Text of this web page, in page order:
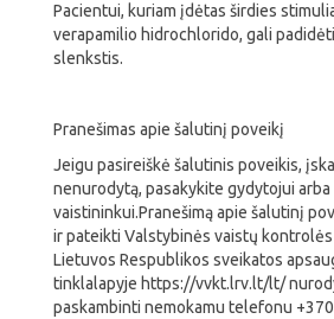
Pacientui, kuriam įdėtas širdies
verapamilio hidrochlorido, gali
slenkstis.
Pranešimas apie šalutinį poveikį
Jeigu pasireiškė šalutinis poveikis,
nenurodytą, pasakykite gydytojui arba
vaistininkui.Pranešimą apie šalutinį
ir pateikti Valstybinės vaistų
Lietuvos Respublikos sveikatos
tinklalapyje https://vvkt.lrv.lt/lt/
paskambinti nemokamu telefonu